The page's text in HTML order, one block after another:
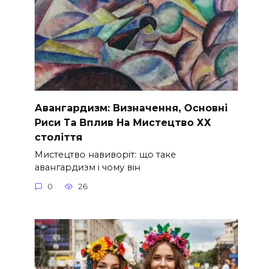
Авангардизм: Визначення, Основні
Риси Та Вплив На Мистецтво ХХ
століття
Мистецтво навиворіт: що таке
авангардизм і чому він
0 26